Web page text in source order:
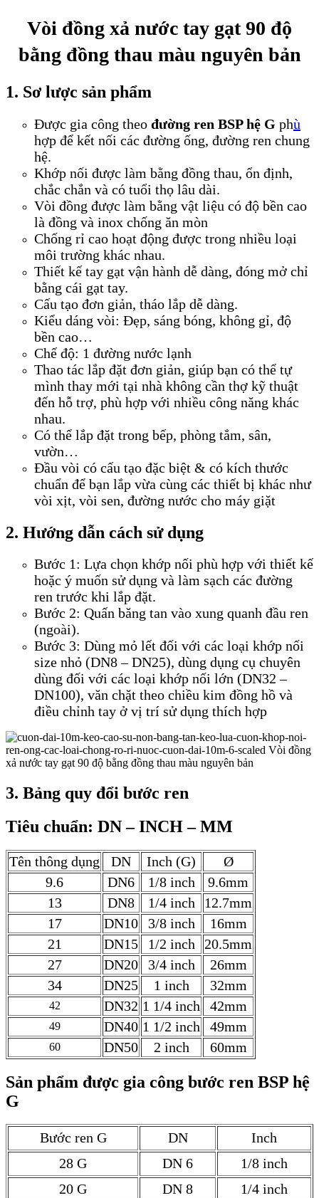
Vòi đồng xả nước tay gạt 90 độ
bằng đồng thau màu nguyên bản
1. Sơ lược sản phẩm
Được gia công theo đường ren BSP hệ G phù
hợp để kết nối các đường ống, đường ren chung
hệ.
Khớp nối được làm bằng đồng thau, ổn định,
chắc chắn và có tuổi thọ lâu dài.
Vòi đồng được làm bằng vật liệu có độ bền cao
là đồng và inox chống ăn mòn
Chống rỉ cao hoạt động được trong nhiều loại
môi trường khác nhau.
Thiết kế tay gạt vận hành dễ dàng, đóng mở chỉ
bằng cái gạt tay.
Cấu tạo đơn giản, tháo lắp dễ dàng.
Kiểu dáng vòi: Đẹp, sáng bóng, không gỉ, độ
bền cao…
Chế độ: 1 đường nước lạnh
Thao tác lắp đặt đơn giản, giúp bạn có thể tự
mình thay mới tại nhà không cần thợ kỹ thuật
đến hỗ trợ, phù hợp với nhiều công năng khác
nhau.
Có thể lắp đặt trong bếp, phòng tắm, sân,
vườn…
Đầu vòi có cấu tạo đặc biệt & có kích thước
chuẩn để bạn lắp vừa cùng các thiết bị khác như
vòi xịt, vòi sen, đường nước cho máy giặt
2. Hướng dẫn cách sử dụng
Bước 1: Lựa chọn khớp nối phù hợp với thiết kế
hoặc ý muốn sử dụng và làm sạch các đường
ren trước khi lắp đặt.
Bước 2: Quấn băng tan vào xung quanh đầu ren
(ngoài).
Bước 3: Dùng mỏ lết đối với các loại khớp nối
size nhỏ (DN8 – DN25), dùng dụng cụ chuyên
dùng đối với các loại khớp nối lớn (DN32 –
DN100), văn chặt theo chiều kim đồng hồ và
điều chỉnh tay ở vị trí sử dụng thích hợp
3. Bảng quy đổi bước ren
Tiêu chuẩn: DN – INCH – MM
Tên thông dụng DN Inch (G)
Ø
9.6
DN6 1/8 inch
9.6mm
13
DN8 1/4 inch
12.7mm
17
DN10 3/8 inch
16mm
21
DN15 1/2 inch
20.5mm
27
DN20 3/4 inch
26mm
34
DN25 1 inch 32mm
42 DN32 1 1/4 inch 42mm
49 DN40 1 1/2 inch 49mm
60 DN50 2 inch 60mm
Sản phẩm được gia công bước ren BSP hệ
G
Bước ren G DN
Inch
28 G
DN 6
1/8 inch
20 G
DN 8
1/4 inch